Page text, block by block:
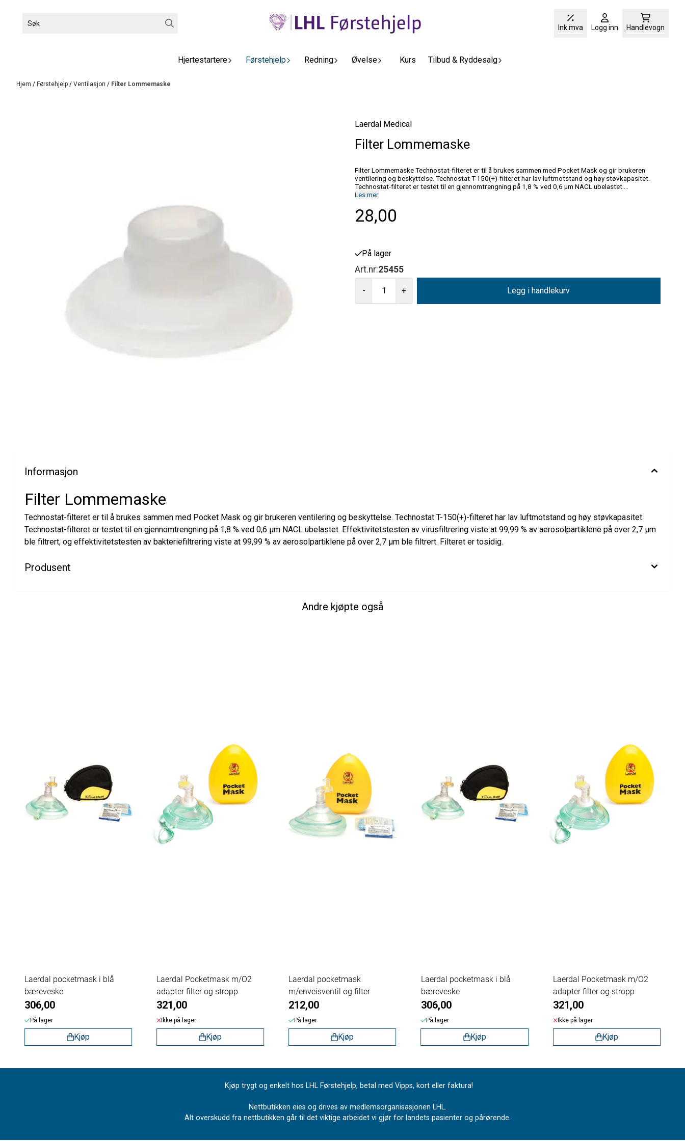
Ink mva Logg inn Handlevogn
Hjertestartere Førstehjelp Redning Øvelse Kurs Tilbud & Ryddesalg
Hjem / Førstehjelp / Ventilasjon / Filter Lommemaske
Laerdal Medical
Filter Lommemaske
Filter Lommemaske Technostat-filteret er til å brukes sammen med Pocket Mask og gir brukeren
ventilering og beskyttelse. Technostat T-150(+)-filteret har lav luftmotstand og høy støvkapasitet.
Technostat-filteret er testet til en gjennomtrengning på 1,8 % ved 0,6 µm NACL ubelastet.
Effektivitetstesten av virusfiltrering viste at 99,99 % av aerosolpartiklene på over 2,7 µm ble filtrert,
filtrert. Filteret er tosidig.
Les mer
28,00
På lager
Art.nr:25455
- + Legg i handlekurv
Informasjon
Filter Lommemaske
Technostat-filteret er til å brukes sammen med Pocket Mask og gir brukeren ventilering og beskyttelse. Technostat T-150(+)-filteret har lav luftmotstand og høy støvkapasitet.
Technostat-filteret er testet til en gjennomtrengning på 1,8 % ved 0,6 µm NACL ubelastet. Effektivitetstesten av virusfiltrering viste at 99,99 % av aerosolpartiklene på over 2,7 µm
ble filtrert, og effektivitetstesten av bakteriefiltrering viste at 99,99 % av aerosolpartiklene på over 2,7 µm ble filtrert. Filteret er tosidig.
Produsent
Andre kjøpte også
Laerdal pocketmask i blå
bæreveske
306,00
På lager
Kjøp
Laerdal Pocketmask m/O2
adapter filter og stropp
321,00
Ikke på lager
Kjøp
Laerdal pocketmask
m/enveisventil og filter
212,00
På lager
Kjøp
Laerdal pocketmask i blå
bæreveske
306,00
På lager
Kjøp
Laerdal Pocketmask m/O2
adapter filter og stropp
321,00
Ikke på lager
Kjøp
Kjøp trygt og enkelt hos LHL Førstehjelp, betal med Vipps, kort eller faktura!
Nettbutikken eies og drives av medlemsorganisasjonen LHL.
Alt overskudd fra nettbutikken går til det viktige arbeidet vi gjør for landets pasienter og pårørende.